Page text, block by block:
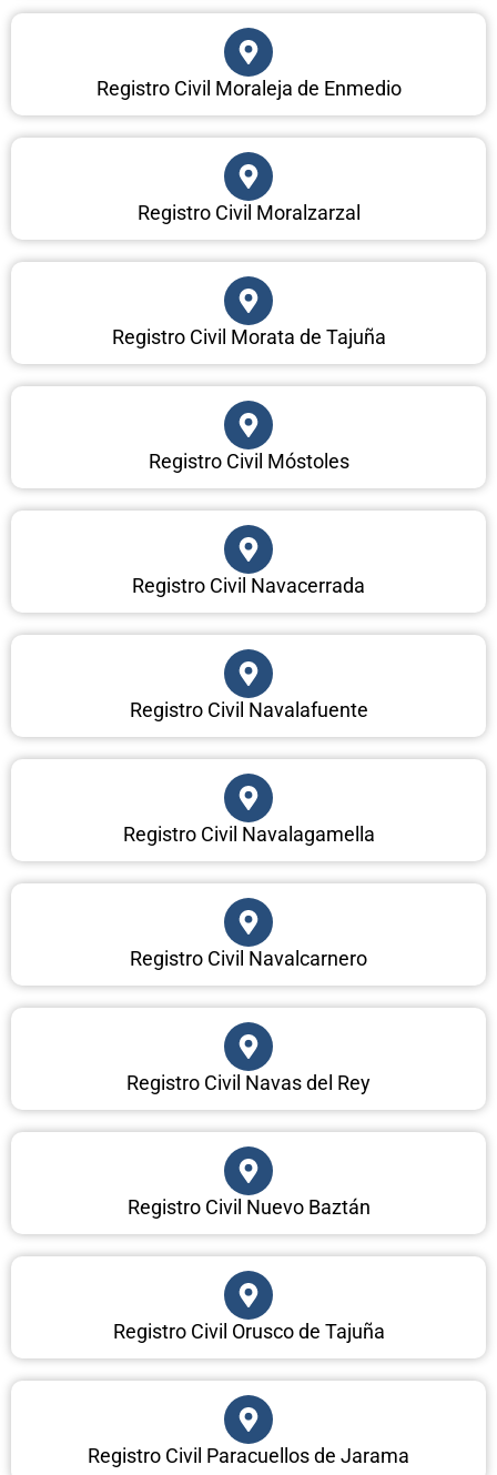
Registro Civil Moraleja de Enmedio
Registro Civil Moralzarzal
Registro Civil Morata de Tajuña
Registro Civil Móstoles
Registro Civil Navacerrada
Registro Civil Navalafuente
Registro Civil Navalagamella
Registro Civil Navalcarnero
Registro Civil Navas del Rey
Registro Civil Nuevo Baztán
Registro Civil Orusco de Tajuña
Registro Civil Paracuellos de Jarama